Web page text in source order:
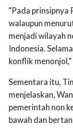
"Pada prinsipnya
walaupun
menjadi wilayah
Indonesia.
konflik
Sementara itu,
menjelaskan,
pemerintah non
bawah dan